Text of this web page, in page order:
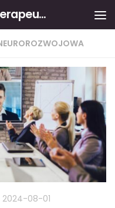
Kursy i szkolenia dla fizjoterapeutów
2024-08-01